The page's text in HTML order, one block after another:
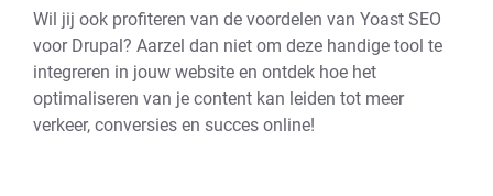
Wil jij ook profiteren van de voordelen van Yoast SEO
voor Drupal? Aarzel dan niet om deze handige tool te
integreren in jouw website en ontdek hoe het
optimaliseren van je content kan leiden tot meer
verkeer, conversies en succes online!